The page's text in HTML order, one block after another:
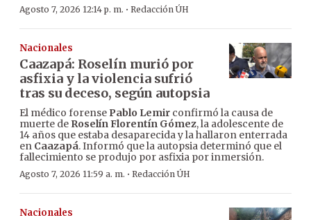
Agosto 7, 2026 12:14 p. m. · Redacción ÚH
Nacionales
Caazapá: Roselín murió por
asfixia y la violencia sufrió
tras su deceso, según autopsia
El médico forense Pablo Lemir confirmó la causa de
muerte de Roselín Florentín Gómez, la adolescente de
14 años que estaba desaparecida y la hallaron enterrada
en Caazapá. Informó que la autopsia determinó que el
fallecimiento se produjo por asfixia por inmersión.
Agosto 7, 2026 11:59 a. m. · Redacción ÚH
Nacionales